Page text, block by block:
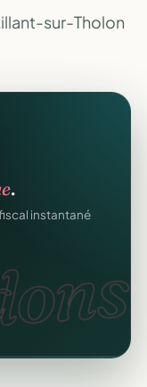
sur-Tholon
.
instantané